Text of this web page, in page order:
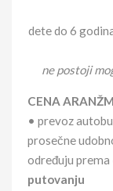
dete do 6
ne postoji
CENA
• prevoz
prosečne
određuju prema
putovanju